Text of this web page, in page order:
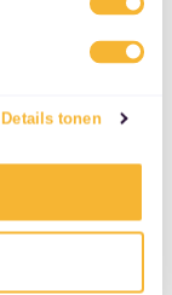
Details tonen